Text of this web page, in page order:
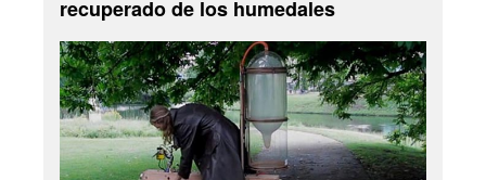
recuperado de los humedales